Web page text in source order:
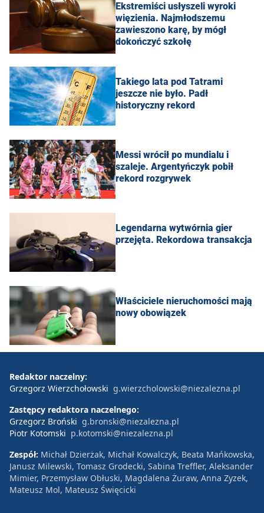
Ekstremiści usłyszeli wyroki
więzienia. Najmłodszemu
zawieszono karę, by mógł
dokończyć szkołę
Takiego lata pod Tatrami
jeszcze nie było. Padł
historyczny rekord
Messi wrócił po mundialu i
szaleje. Argentyńczyk pobił
rekord rozgrywek
Legendarna wytwórnia gier
przejęta. Rekordowa transakcja
Właściciele nieruchomości mają
nowy obowiązek
Redaktor naczelny:
Grzegorz Wierzchołowski g.wierzcholowski@niezalezna.pl
Zastępcy redaktora naczelnego:
Grzegorz Broński g.bronski@niezalezna.pl
Piotr Kotomski p.kotomski@niezalezna.pl
Zespół: Michał Dzierżak, Michał Kowalczyk, Beata Mańkowska,
Janusz Milewski, Tomasz Grodecki, Sabina Treffler, Aleksander
Mimier, Przemysław Obłuski, Magdalena Żuraw, Anna Zyzek,
Mateusz Mol, Mateusz Święcicki